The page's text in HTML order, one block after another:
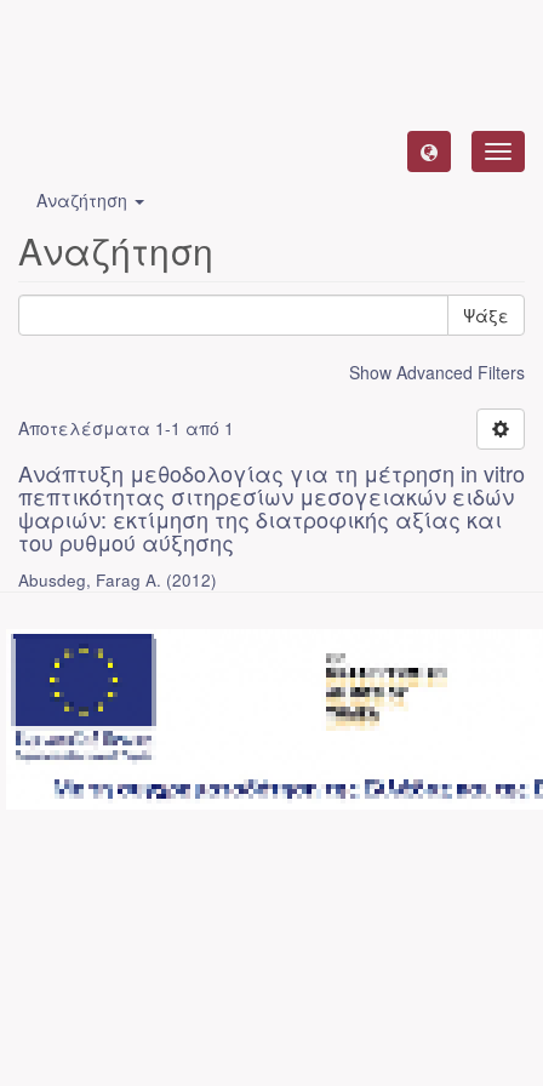
Αναζήτηση
Αναζήτηση
Ψάξε
Show Advanced Filters
Αποτελέσματα 1-1 από 1
Ανάπτυξη μεθοδολογίας για τη μέτρηση in vitro
πεπτικότητας σιτηρεσίων μεσογειακών ειδών
ψαριών: εκτίμηση της διατροφικής αξίας και
του ρυθμού αύξησης
Abusdeg, Farag A. (2012)